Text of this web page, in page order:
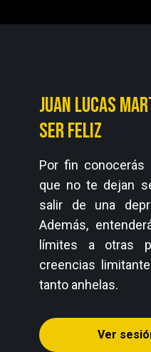
Juan Lucas
ser feliz
Por fin
que no te dejan
salir de una
Además,
límites a otras
creencias
tanto anhelas.
Ver